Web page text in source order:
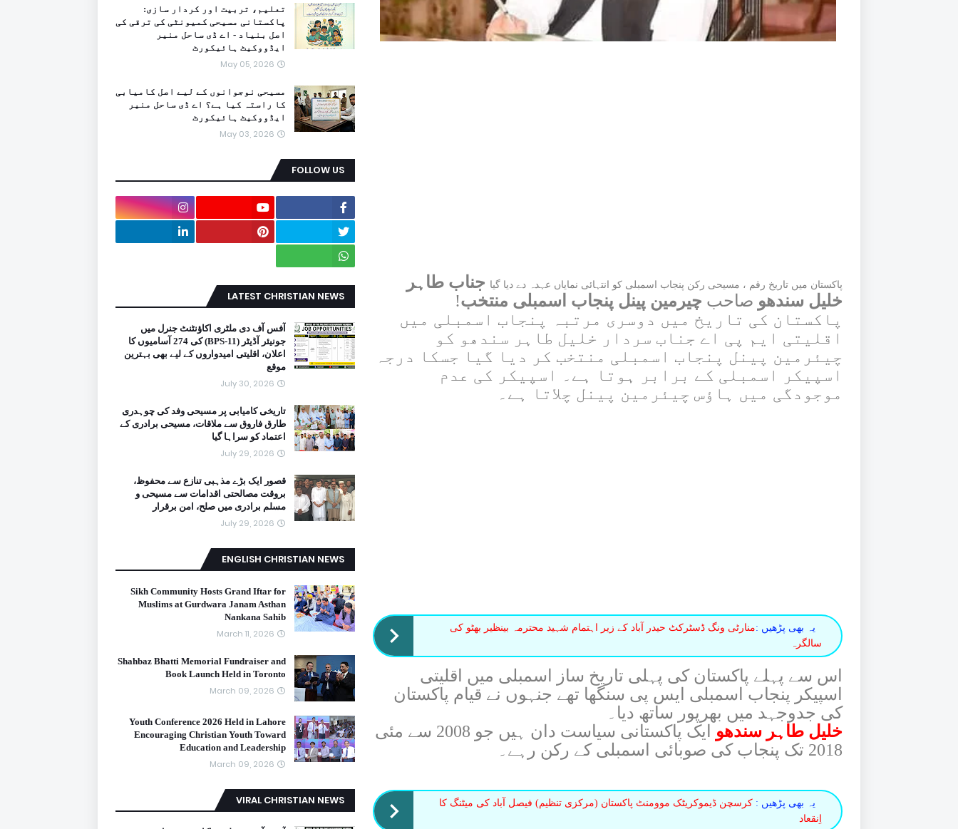
پاکستان میں تاریخ رقم ، مسیحی رکن پنجاب اسمبلی کو انتہائی نمایاں عہدہ دے دیا گیا جناب طاہر
خلیل سندھو صاحب چیرمین پینل پنجاب اسمبلی منتخب!
پاکستان کی تاریخ میں دوسری مرتبہ پنجاب اسمبلی میں
اقلیتی ایم پی اے جناب سردار خلیل طاہر سندھو کو
چیئرمین پینل پنجاب اسمبلی منتخب کر دیا گیا جسکا درجہ
اسپیکر اسمبلی کے برابر ہوتا ہے۔ اسپیکر کی عدم
موجودگی میں ہاؤس چیئرمین پینل چلاتا ہے۔
یہ بھی پڑھیں :منارٹی ونگ ڈسٹرکٹ حیدر آباد کے زیر اہتمام شہید محترمہ بینظیر بھٹو کی
سالگرہ
اس سے پہلے پاکستان کی پہلی تاریخ ساز اسمبلی میں اقلیتی
اسپیکر پنجاب اسمبلی ایس پی سنگھا تھے جنہوں نے قیام پاکستان
کی جدوجہد میں بھرپور ساتھ دیا۔
خلیل طاہر سندھو
ایک پاکستانی سیاست دان ہیں جو 2008 سے مئی
2018 تک پنجاب کی صوبائی اسمبلی کے رکن رہے۔
یہ بھی پڑھیں : کرسچن ڈیموکریٹک موومنٹ پاکستان (مرکزی تنظیم) فیصل آباد کی میٹنگ کا
اِنقعاد
تعلیم، تربیت اور کردار سازی:
پاکستانی مسیحی کمیونٹی کی ترقی کی
اصل بنیاد - اے ڈی ساحل منیر
ایڈووکیٹ ہائیکورٹ
May 05, 2026
مسیحی نوجوانوں کے لیے اصل کامیابی
کا راستہ کیا ہے؟ اے ڈی ساحل منیر
ایڈووکیٹ ہائیکورٹ
May 03, 2026
FOLLOW US
LATEST CHRISTIAN NEWS
آفس آف دی ملٹری اکاؤنٹنٹ جنرل میں
جونیئر آڈیٹر (BPS-11) کی 274 آسامیوں کا
اعلان، اقلیتی امیدواروں کے لیے بھی بہترین
موقع
July 30, 2026
تاریخی کامیابی پر مسیحی وفد کی چوہدری
طارق فاروق سے ملاقات، مسیحی برادری کے
اعتماد کو سراہا گیا
July 29, 2026
قصور ایک بڑے مذہبی تنازع سے محفوظ،
بروقت مصالحتی اقدامات سے مسیحی و
مسلم برادری میں صلح، امن برقرار
July 29, 2026
ENGLISH CHRISTIAN NEWS
Sikh Community Hosts Grand Iftar for
Muslims at Gurdwara Janam Asthan
Nankana Sahib
March 11, 2026
Shahbaz Bhatti Memorial Fundraiser and
Book Launch Held in Toronto
March 09, 2026
Youth Conference 2026 Held in Lahore
Encouraging Christian Youth Toward
Education and Leadership
March 09, 2026
VIRAL CHRISTIAN NEWS